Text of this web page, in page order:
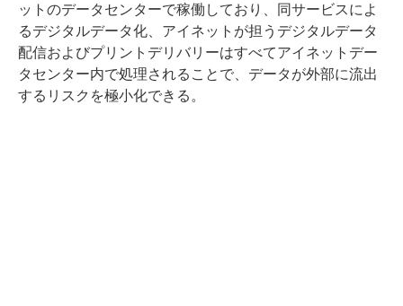
ットのデータセンターで稼働しており、同サービスによ
るデジタルデータ化、アイネットが担うデジタルデータ
配信およびプリントデリバリーはすべてアイネットデー
タセンター内で処理されることで、データが外部に流出
するリスクを極小化できる。